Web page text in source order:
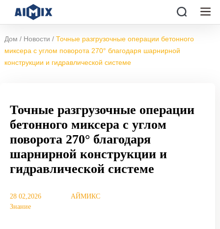
Дом / Новости / Точные разгрузочные операции бетонного
миксера с углом поворота 270° благодаря шарнирной
конструкции и гидравлической системе
Точные разгрузочные операции
бетонного миксера с углом
поворота 270° благодаря
шарнирной конструкции и
гидравлической системе
28 02,2026
АЙМИКС
Знание